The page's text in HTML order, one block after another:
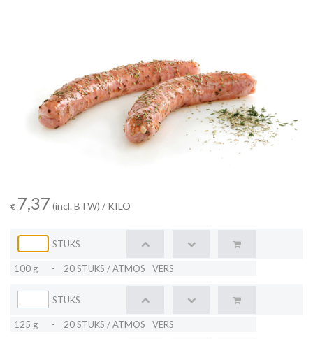
€ 7,37 (incl. BTW) / KILO
STUKS
100 g - 20 STUKS / ATMOS VERS
STUKS
125 g - 20 STUKS / ATMOS VERS